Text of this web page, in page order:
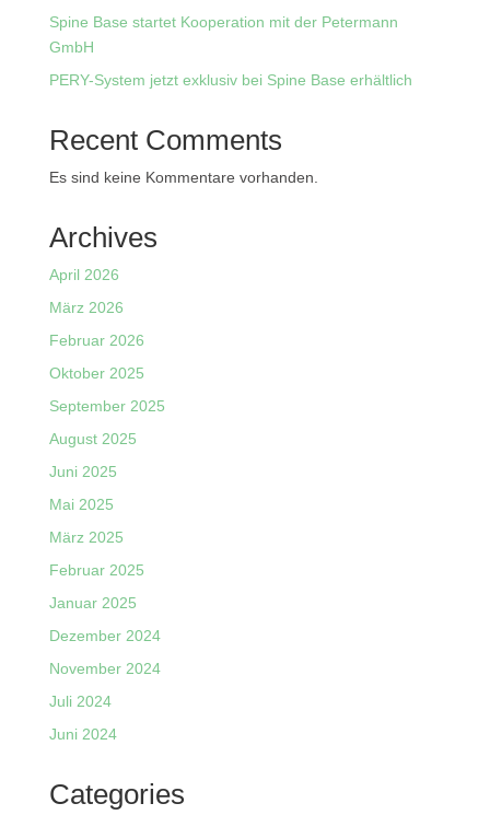
Spine Base startet Kooperation mit der Petermann
GmbH
PERY-System jetzt exklusiv bei Spine Base erhältlich
Recent Comments
Es sind keine Kommentare vorhanden.
Archives
April 2026
März 2026
Februar 2026
Oktober 2025
September 2025
August 2025
Juni 2025
Mai 2025
März 2025
Februar 2025
Januar 2025
Dezember 2024
November 2024
Juli 2024
Juni 2024
Categories